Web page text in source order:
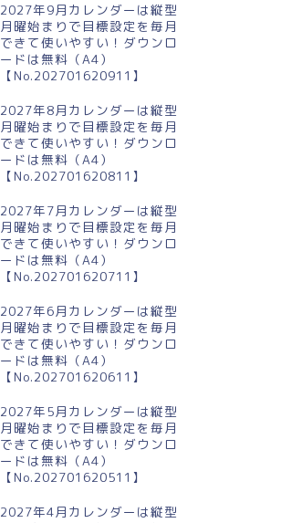
2027年9月カレンダーは縦型
月曜始まりで目標設定を毎月
できて使いやすい！ダウンロ
ードは無料（A4）
【No.202701620911】
2027年8月カレンダーは縦型
月曜始まりで目標設定を毎月
できて使いやすい！ダウンロ
ードは無料（A4）
【No.202701620811】
2027年7月カレンダーは縦型
月曜始まりで目標設定を毎月
できて使いやすい！ダウンロ
ードは無料（A4）
【No.202701620711】
2027年6月カレンダーは縦型
月曜始まりで目標設定を毎月
できて使いやすい！ダウンロ
ードは無料（A4）
【No.202701620611】
2027年5月カレンダーは縦型
月曜始まりで目標設定を毎月
できて使いやすい！ダウンロ
ードは無料（A4）
【No.202701620511】
2027年4月カレンダーは縦型